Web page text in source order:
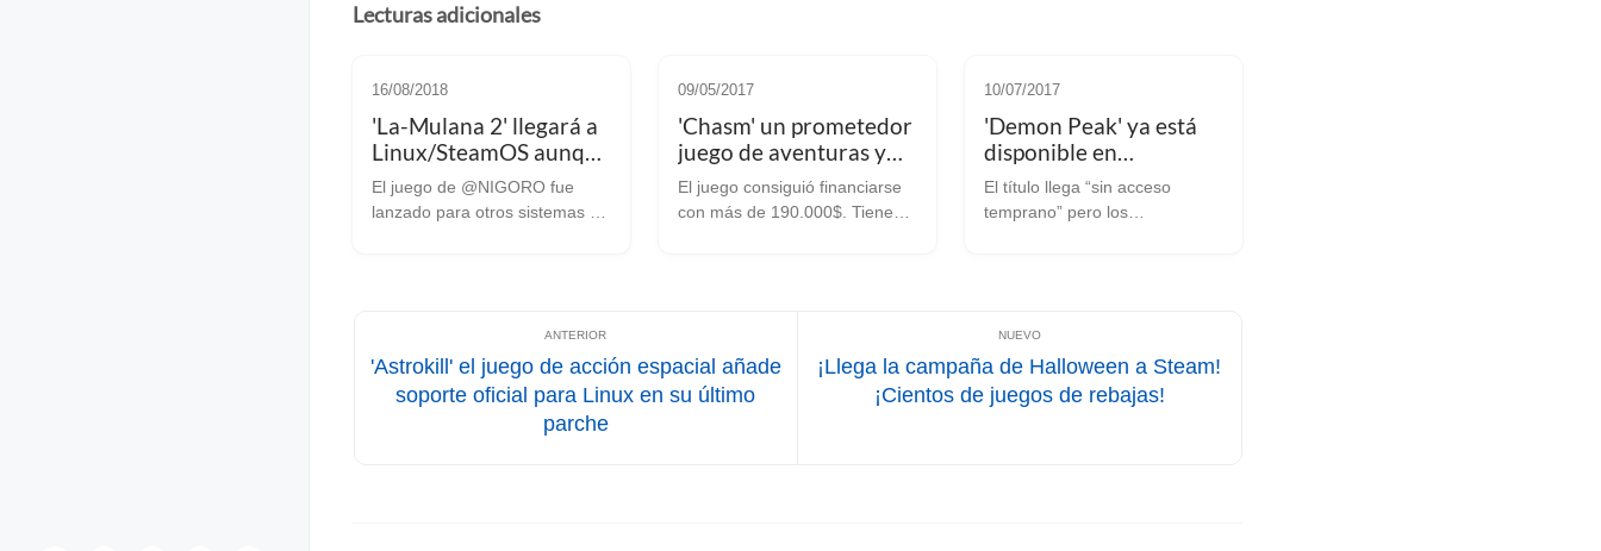
Lecturas adicionales
16/08/2018
'La-Mulana 2' llegará a
Linux/SteamOS aunque
aún no hay fecha de
lanzamiento
El juego de @NIGORO fue
lanzado para otros sistemas el
desarrollada...
09/05/2017
'Chasm' un prometedor
juego de aventuras y
plataformas llega a su
versión "alfa final"
El juego consiguió financiarse
con más de 190.000$. Tiene
10/07/2017
'Demon Peak' ya está
disponible en
Linux/SteamOS:
Metroidvania de vieja
escuela
El título llega “sin acceso
temprano” pero los
llamativo juego de estilo
“metroidvani...
'Astrokill' el juego de acción espacial añade
soporte oficial para Linux en su último
parche
¡Llega la campaña de Halloween a Steam!
¡Cientos de juegos de rebajas!